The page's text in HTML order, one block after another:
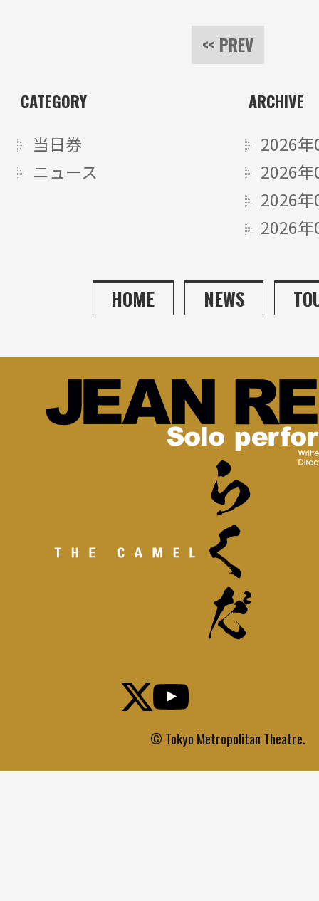
<< PREV
CATEGORY
当日券
ニュース
ARCHIVE
2026
2026
2026
2026
HOME NEWS
© Tokyo Metropolitan Theatre.